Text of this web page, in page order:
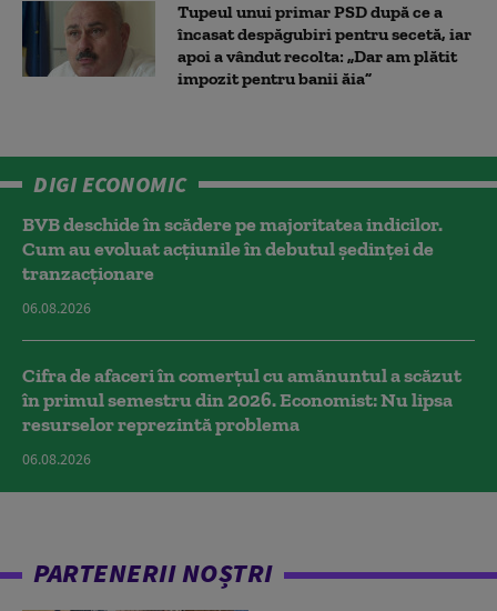
Tupeul unui primar PSD după ce a
încasat despăgubiri pentru secetă, iar
apoi a vândut recolta: „Dar am plătit
impozit pentru banii ăia”
DIGI ECONOMIC
BVB deschide în scădere pe majoritatea indicilor.
Cum au evoluat acțiunile în debutul ședinței de
tranzacționare
06.08.2026
Cifra de afaceri în comerțul cu amănuntul a scăzut
în primul semestru din 2026. Economist: Nu lipsa
resurselor reprezintă problema
06.08.2026
PARTENERII NOȘTRI